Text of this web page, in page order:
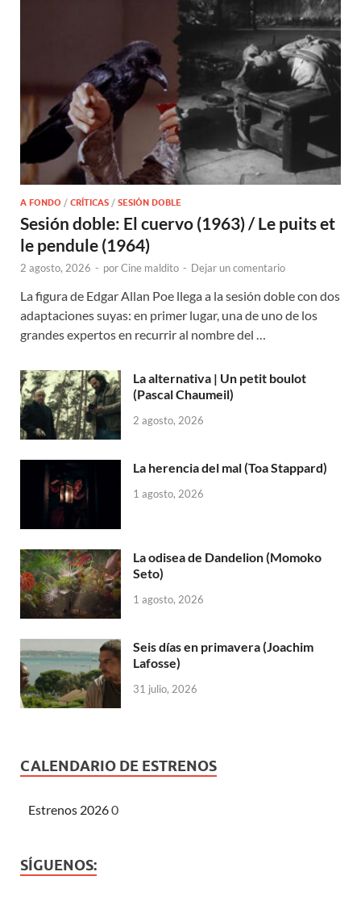
A FONDO / CRÍTICAS / SESIÓN DOBLE
Sesión doble: El cuervo (1963) / Le puits et
le pendule (1964)
2 agosto, 2026 - porCine maldito - Dejar un comentario
La figura de Edgar Allan Poe llega a la sesión doble con dos
adaptaciones suyas: en primer lugar, una de uno de los
grandes expertos en recurrir al nombre del …
La alternativa | Un petit boulot
(Pascal Chaumeil)
2 agosto, 2026
La herencia del mal (Toa Stappard)
1 agosto, 2026
La odisea de Dandelion (Momoko
Seto)
1 agosto, 2026
Seis días en primavera (Joachim
Lafosse)
31 julio, 2026
CALENDARIO DE ESTRENOS
Estrenos 20260
SÍGUENOS: